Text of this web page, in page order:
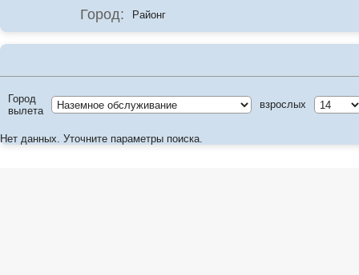
Город: Районг
Город
вылета
взрослых
Нет данных. Уточните параметры поиска.